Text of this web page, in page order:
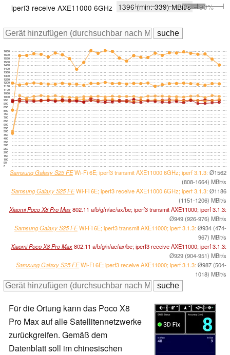
iperf3 receive AXE11000 6GHz 1396(min: 339)MBit/s∼90%
0
50
100
150
200
250
300
350
400
450
500
550
600
650
700
750
800
850
900
950
1000
1050
1100
1150
1200
1250
1300
1350
1400
1450
1500
1550
1600
1650
Samsung Galaxy S25 FEWi-Fi 6E; iperf3 transmit AXE11000 6GHz; iperf 3.1.3:Ø1562
(808-1664) MBit/s
Samsung Galaxy S25 FEWi-Fi 6E; iperf3 receive AXE11000 6GHz; iperf 3.1.3:Ø1186
(1151-1206) MBit/s
Xiaomi Poco X8 Pro Max802.11 a/​b/​g/​n/​ac/​ax/​be; iperf3 transmit AXE11000; iperf 3.1.3:
Ø949 (926-976) MBit/s
Samsung Galaxy S25 FEWi-Fi 6E; iperf3 transmit AXE11000; iperf 3.1.3:Ø934 (474-
967) MBit/s
Xiaomi Poco X8 Pro Max802.11 a/​b/​g/​n/​ac/​ax/​be; iperf3 receive AXE11000; iperf 3.1.3:
Ø929 (904-951) MBit/s
Samsung Galaxy S25 FEWi-Fi 6E; iperf3 receive AXE11000; iperf 3.1.3:Ø987 (504-
1018) MBit/s
Für die Ortung kann das Poco X8
Pro Max auf alle Satellitennetzwerke
zurückgreifen. Gemäß dem
Datenblatt soll im chinesischen